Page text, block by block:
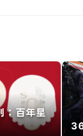
：百年星